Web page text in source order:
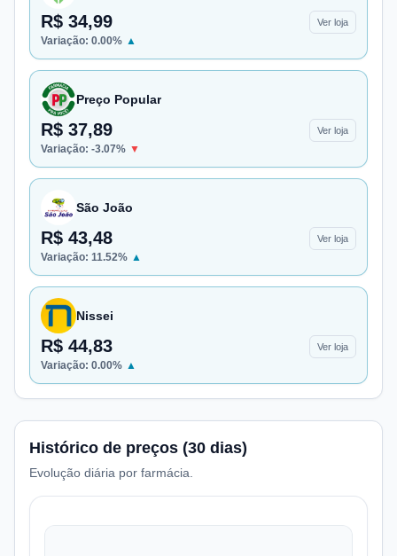
R$ 34,99 Ver loja
Variação: 0.00% ▲
Preço Popular
R$ 37,89 Ver loja
Variação: -3.07% ▼
São João
R$ 43,48 Ver loja
Variação: 11.52% ▲
Nissei
R$ 44,83 Ver loja
Variação: 0.00% ▲
Histórico de preços (30 dias)
Evolução diária por farmácia.